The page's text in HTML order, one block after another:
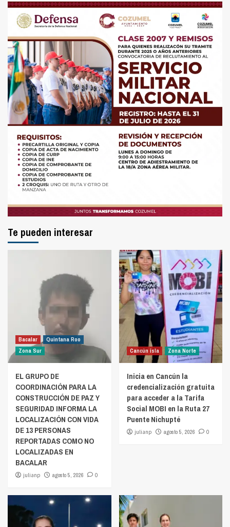
Te pueden interesar
Bacalar
Quintana Roo
Zona Sur
EL GRUPO DE
COORDINACIÓN PARA LA
CONSTRUCCIÓN DE PAZ Y
SEGURIDAD INFORMA LA
LOCALIZACIÓN CON VIDA
DE 13 PERSONAS
REPORTADAS COMO NO
LOCALIZADAS EN
BACALAR
julianp agosto 5, 2026 0
Cancún isla Zona Norte
Inicia en Cancún la
credencialización gratuita
para acceder a la Tarifa
Social MOBI en la Ruta 27
Puente Nichupté
julianp agosto 5, 2026 0